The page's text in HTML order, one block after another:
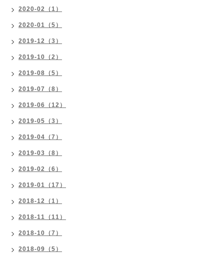
2020-02（1）
2020-01（5）
2019-12（3）
2019-10（2）
2019-08（5）
2019-07（8）
2019-06（12）
2019-05（3）
2019-04（7）
2019-03（8）
2019-02（6）
2019-01（17）
2018-12（1）
2018-11（11）
2018-10（7）
2018-09（5）